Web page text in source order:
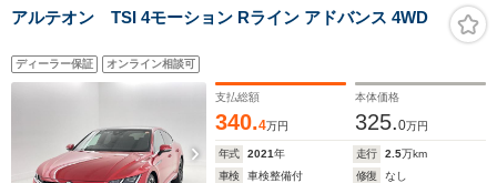
アルテオン TSI 4モーション Rライン アドバンス 4WD
ディーラー保証 オンライン相談可
支払総額
340.4万円
本体価格
325.0万円
年式 2021年 走行 2.5万km
車検
車検整備付 修復
なし